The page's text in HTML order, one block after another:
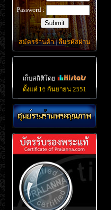
Password :
สมัครร้านค้า|ลืมรหัสผ่าน
เก็บสถิติโดย
ตั้งแต่ 16 กันยายน 2551